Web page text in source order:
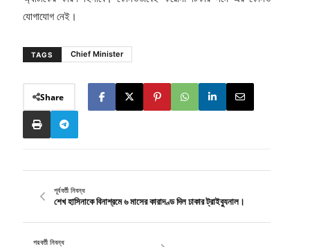
যোগাযোগ নেই।
TAGS Chief Minister
Share
পূর্ববর্তী নিবন্ধ
শেখ হাসিনাকে বিনাশ্রমে ৬ মাসের কারাদণ্ড দিল ঢাকার ট্রাইব্যুনাল।
পরবর্তী নিবন্ধ